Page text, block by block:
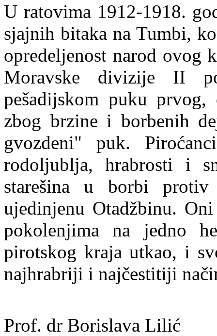
U ratovima 1912-1918.
sjajnih bitaka na Tumbi,
opredeljenost narod ovog
Moravske divizije II
pešadijskom puku
zbog brzine i borbenih
gvozdeni" puk.
rodoljublja, hrabrosti i
starešina u borbi
ujedinjenu Otadžbinu.
pokolenjima na jedno
pirotskog kraja utkao, i
najhrabriji i najčestitiji
Prof. dr Borislava Lilić